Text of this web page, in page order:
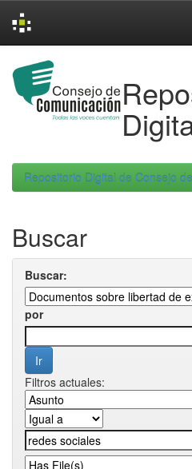
navigation
Repositorio Digital de Consejo
Buscar
Buscar:
por
Filtros actuales: